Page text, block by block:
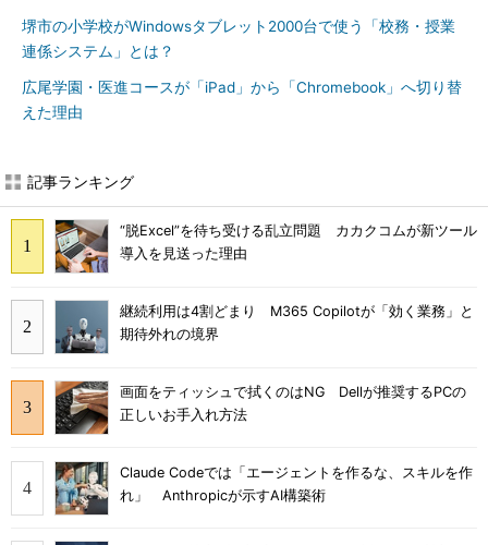
堺市の小学校がWindowsタブレット2000台で使う「校務・授業
連係システム」とは？
広尾学園・医進コースが「iPad」から「Chromebook」へ切り替
えた理由
記事ランキング
“脱Excel”を待ち受ける乱立問題 カカクコムが新ツール
導入を見送った理由
継続利用は4割どまり M365 Copilotが「効く業務」と
期待外れの境界
画面をティッシュで拭くのはNG Dellが推奨するPCの
正しいお手入れ方法
Claude Codeでは「エージェントを作るな、スキルを作
れ」 Anthropicが示すAI構築術